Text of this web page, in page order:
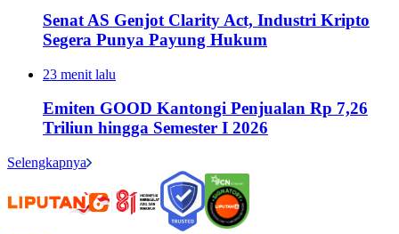
Senat AS Genjot Clarity Act, Industri Kripto
Segera Punya Payung Hukum
23 menit lalu
Emiten GOOD Kantongi Penjualan Rp 7,26
Triliun hingga Semester I 2026
Selengkapnya